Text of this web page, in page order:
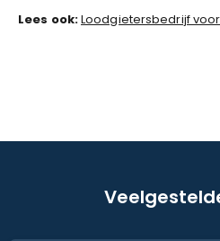
Lees ook:Loodgietersbedrijf